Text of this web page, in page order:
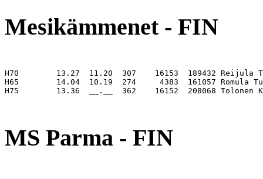
Mesikämmenet - FIN
H70        13.27  11.20  307    16153  189432
H65        14.04  10.19  274     4383  161057
H75        13.36  __.__  362    16152  208068
MS Parma - FIN